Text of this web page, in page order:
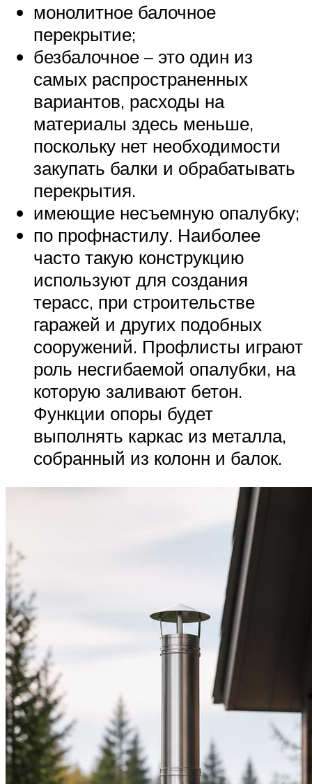
монолитное балочное
перекрытие;
безбалочное – это один из
самых распространенных
вариантов, расходы на
материалы здесь меньше,
поскольку нет необходимости
закупать балки и обрабатывать
перекрытия.
имеющие несъемную опалубку;
по профнастилу. Наиболее
часто такую конструкцию
используют для создания
терасс, при строительстве
гаражей и других подобных
сооружений. Профлисты играют
роль несгибаемой опалубки, на
которую заливают бетон.
Функции опоры будет
выполнять каркас из металла,
собранный из колонн и балок.